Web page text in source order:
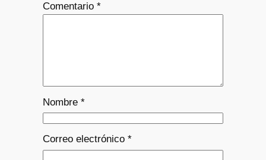
Comentario *
Nombre *
Correo electrónico *